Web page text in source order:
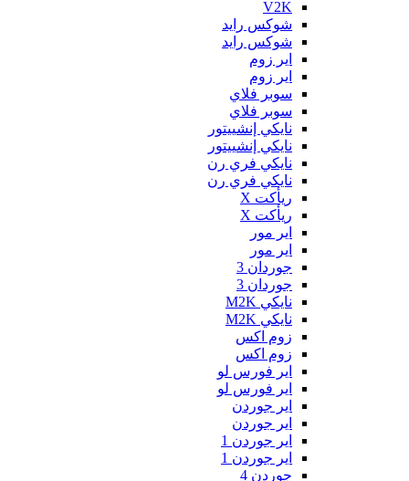
V2K
شوكس رايد
شوكس رايد
اير زوم
اير زوم
سوبر فلاي
سوبر فلاي
نايكي إنشييتور
نايكي إنشييتور
نايكي فري رن
نايكي فري رن
ريأكت X
ريأكت X
اير مور
اير مور
جوردان 3
جوردان 3
نايكي M2K
نايكي M2K
زوم اكس
زوم اكس
اير فورس لو
اير فورس لو
اير جوردن
اير جوردن
اير جوردن 1
اير جوردن 1
جوردن 4